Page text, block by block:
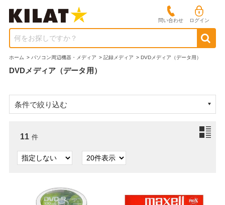
問い合わせ ログイン
何をお探しですか？
ホーム > パソコン周辺機器・メディア > 記録メディア > DVDメディア（データ用）
DVDメディア（データ用）
条件で絞り込む
11 件